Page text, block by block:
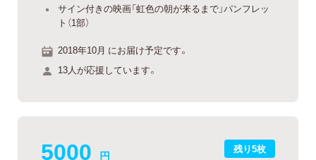
サイン付きの映画「虹色の朝が来るまで」パンフレッ
ト（1部）
2018年10月 にお届け予定です。
13人が応援しています。
残り5枚
5000 円